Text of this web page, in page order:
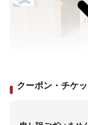
泉 おふろcafé びわこ
さとちん / 2022年03
もリーズナブルな利
クーポン・チケッ